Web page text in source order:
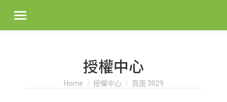
授權中心
You are here:
Home 授權中心 頁面 3029